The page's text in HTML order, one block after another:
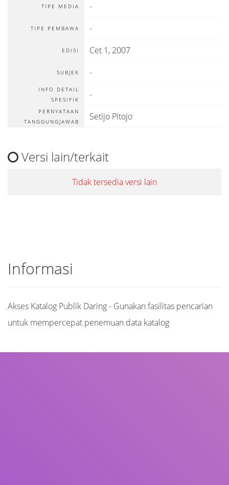
TIPE MEDIA -
TIPE PEMBAWA -
EDISI Cet 1, 2007
SUBJEK -
INFO DETAIL
SPESIFIK
-
PERNYATAAN
TANGGUNGJAWAB
Setijo Pitojo
Versi lain/terkait
Tidak tersedia versi lain
Informasi
Akses Katalog Publik Daring - Gunakan fasilitas pencarian
untuk mempercepat penemuan data katalog